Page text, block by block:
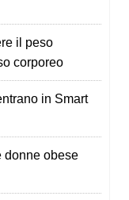
il peso
corporeo
in Smart
donne obese